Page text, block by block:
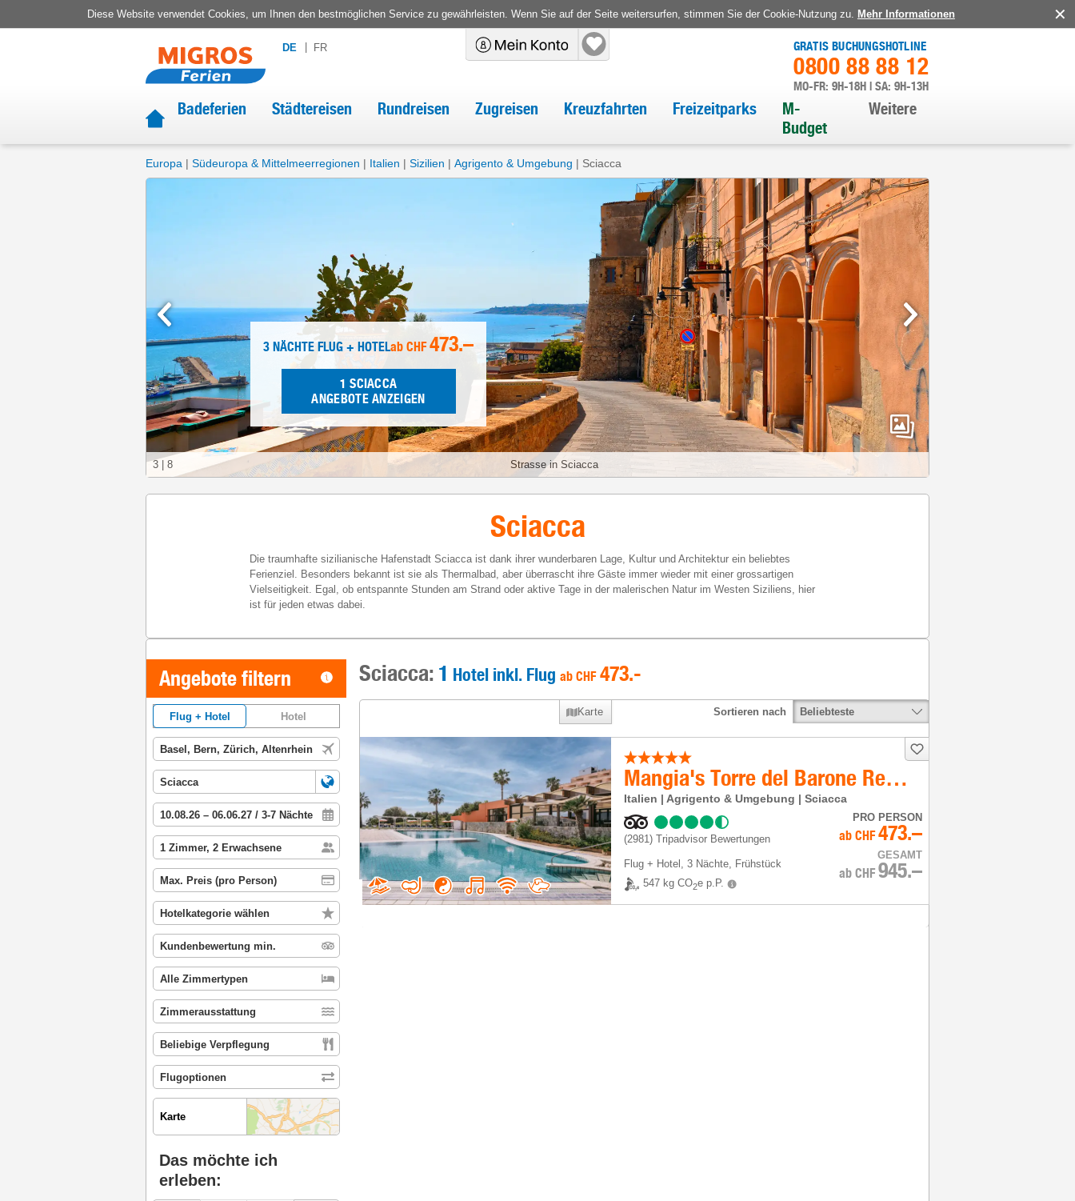
Diese Website verwendet Cookies, um Ihnen den bestmöglichen Service zu gewährleisten. Wenn Sie auf der Seite weitersurfen, stimmen Sie der Cookie-Nutzung zu. Mehr Informationen
DE FR GRATIS BUCHUNGSHOTLINE
0800 88 88 12
MO-FR: 9H-18H | SA: 9H-13H
Badeferien Städtereisen Rundreisen Zugreisen Kreuzfahrten Freizeitparks
M-
Budget
Weitere
Europa Südeuropa & Mittelmeerregionen Italien Sizilien Agrigento & Umgebung Sciacca
Strasse in Sciacca
3 8
3 NÄCHTE FLUG + HOTELab CHF 473.–
1 SCIACCA
ANGEBOTE ANZEIGEN
Sciacca
Die traumhafte sizilianische Hafenstadt Sciacca ist dank ihrer wunderbaren Lage, Kultur und Architektur ein beliebtes
Ferienziel. Besonders bekannt ist sie als Thermalbad, aber überrascht ihre Gäste immer wieder mit einer grossartigen
Vielseitigkeit. Egal, ob entspannte Stunden am Strand oder aktive Tage in der malerischen Natur im Westen Siziliens, hier
ist für jeden etwas dabei.
Angebote filtern
Flug + Hotel Hotel
Karte
Das möchte ich
erleben:
Sciacca: 1 Hotel inkl. Flug ab CHF 473.-
Karte Sortieren nach Beliebteste
Mangia's Torre del Barone Resort
Italien | Agrigento & Umgebung | Sciacca
(2981) Tripadvisor Bewertungen
Flug + Hotel , 3 Nächte, Frühstück
547 kg CO2e p.P.
PRO PERSON
ab CHF 473.–
GESAMT
ab CHF 945.–